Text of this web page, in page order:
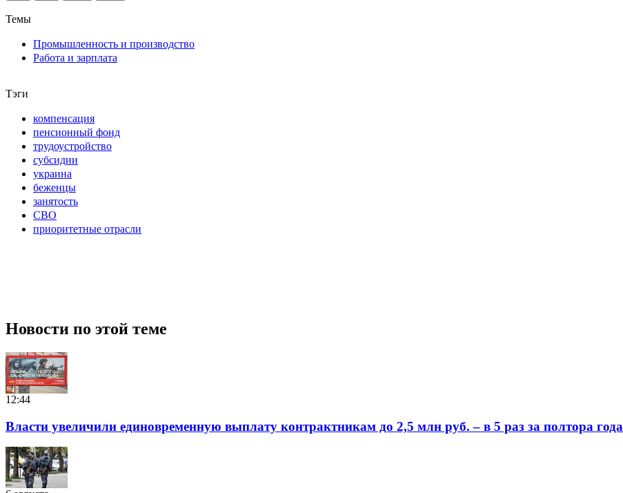
Темы
Промышленность и производство
Работа и зарплата
Тэги
компенсация
пенсионный фонд
трудоустройство
субсидии
украина
беженцы
занятость
СВО
приоритетные отрасли
Новости по этой теме
12:44
Власти увеличили единовременную выплату контрактникам до 2,5 млн руб. – в 5 раз за полтора года